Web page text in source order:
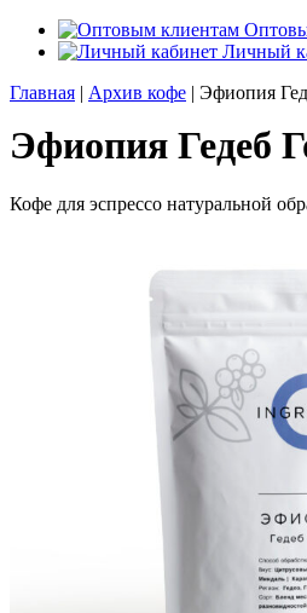
Личный
Главная | Архив кофе | Эфиопия
Эфиопия Гедеб
Кофе для эспрессо натуральной